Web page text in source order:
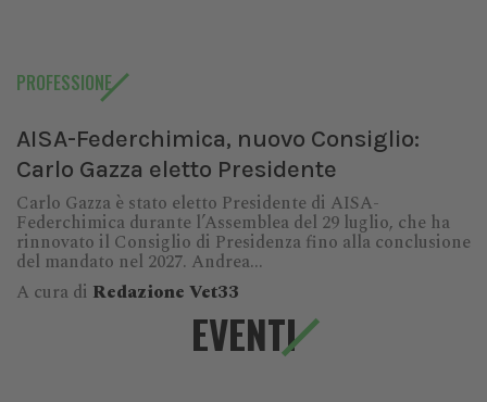
PROFESSIONE
AISA-Federchimica, nuovo Consiglio:
Carlo Gazza eletto Presidente
Carlo Gazza è stato eletto Presidente di AISA-
Federchimica durante l’Assemblea del 29 luglio, che ha
rinnovato il Consiglio di Presidenza fino alla conclusione
del mandato nel 2027. Andrea...
A cura di Redazione Vet33
EVENTI